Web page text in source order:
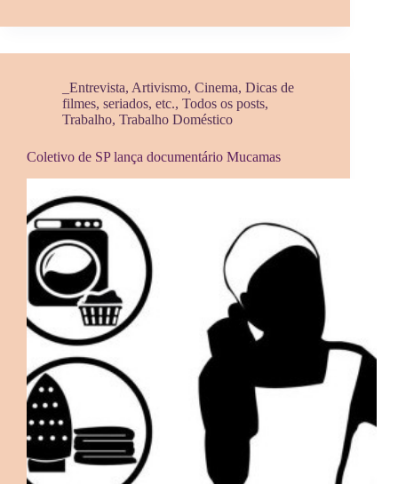
_Entrevista, Artivismo, Cinema, Dicas de
filmes, seriados, etc., Todos os posts,
Trabalho, Trabalho Doméstico
Coletivo de SP lança documentário Mucamas